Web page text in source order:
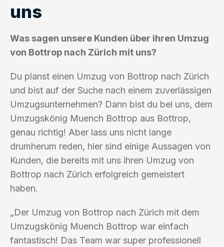
uns
Was sagen unsere Kunden über ihren Umzug
von Bottrop nach Zürich mit uns?
Du planst einen Umzug von Bottrop nach Zürich
und bist auf der Suche nach einem zuverlässigen
Umzugsunternehmen? Dann bist du bei uns, dem
Umzugskönig Muench Bottrop aus Bottrop,
genau richtig! Aber lass uns nicht lange
drumherum reden, hier sind einige Aussagen von
Kunden, die bereits mit uns ihren Umzug von
Bottrop nach Zürich erfolgreich gemeistert
haben.
„Der Umzug von Bottrop nach Zürich mit dem
Umzugskönig Muench Bottrop war einfach
fantastisch! Das Team war super professionell